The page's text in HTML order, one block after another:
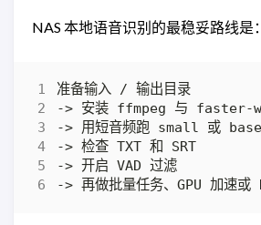
NAS 本地语音识别的最稳妥路线是：